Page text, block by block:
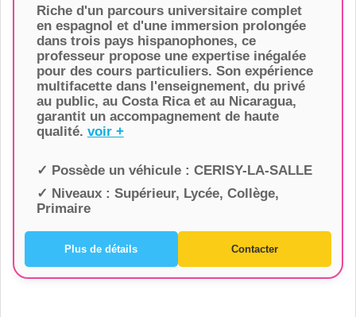
Riche d'un parcours universitaire complet
en espagnol et d'une immersion prolongée
dans trois pays hispanophones, ce
professeur propose une expertise inégalée
pour des cours particuliers. Son expérience
multifacette dans l'enseignement, du privé
au public, au Costa Rica et au Nicaragua,
garantit un accompagnement de haute
qualité. voir +
✓ Possède un véhicule : CERISY-LA-SALLE
✓ Niveaux : Supérieur, Lycée, Collège,
Primaire
Plus de détails Contacter